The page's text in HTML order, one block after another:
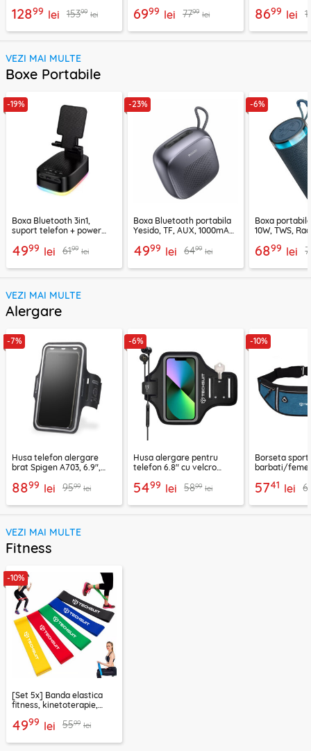
12899 lei 15399 lei
BO112
6999 lei 7799 lei 8699 lei
VEZI MAI MULTE
Boxe Portabile
-19%
Boxa Bluetooth 3in1,
suport telefon + power
BR200
4999 lei 6199 lei
-23%
Boxa Bluetooth portabila
Yesido, TF, AUX, 1000mAh,
4999 lei 6499 lei
-6%
Boxa
10W, TWS,
6899 lei
VEZI MAI MULTE
Alergare
-7%
Husa telefon alergare
brat Spigen A703, 6.9",
8899 lei 9599 lei
-6%
Husa alergare pentru
telefon 6.8" cu velcro
5499 lei 5899 lei
-10%
Borseta
barbati/femei
5741 lei
VEZI MAI MULTE
Fitness
-10%
[Set 5x] Banda elastica
fitness, kinetoterapie,
4999 lei 5599 lei